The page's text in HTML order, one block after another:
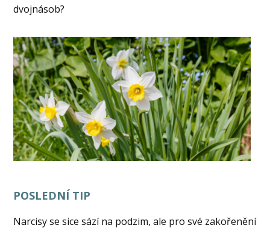
dvojnásob?
POSLEDNÍ TIP
Narcisy se sice sází na podzim, ale pro své zakořenění